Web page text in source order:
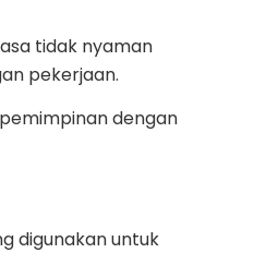
tidak nyaman
pekerjaan.
dengan
digunakan untuk